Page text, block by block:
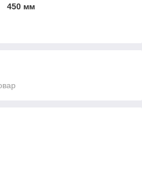
450 мм